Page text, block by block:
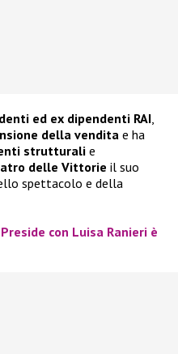
ed ex dipendenti RAI,
della vendita e ha
strutturali e
delle Vittorie il suo
spettacolo e della
con Luisa Ranieri è